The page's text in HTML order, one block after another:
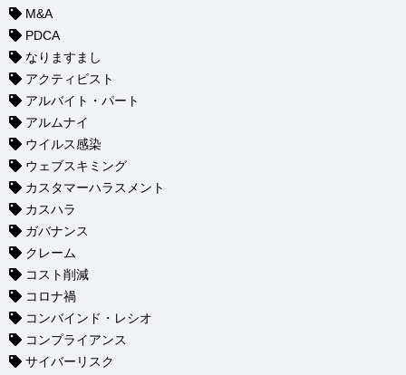
M&A
PDCA
なりますまし
アクティビスト
アルバイト・パート
アルムナイ
ウイルス感染
ウェブスキミング
カスタマーハラスメント
カスハラ
ガバナンス
クレーム
コスト削減
コロナ禍
コンバインド・レシオ
コンプライアンス
サイバーリスク